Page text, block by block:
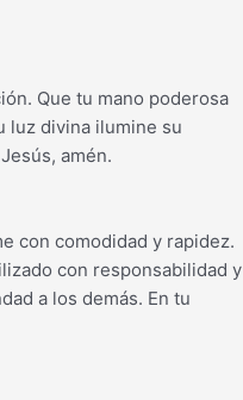
Que tu mano poderosa
luz divina ilumine su
amén.
con comodidad y rapidez.
con responsabilidad y
a los demás. En tu